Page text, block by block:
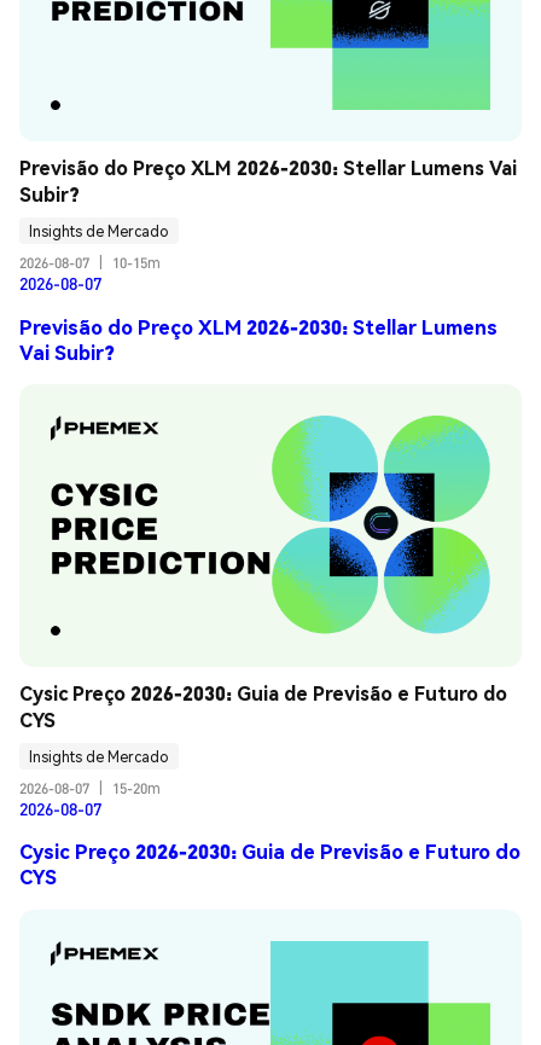
Previsão do Preço XLM 2026-2030: Stellar Lumens Vai
Subir?
Insights de Mercado
2026-08-07
10-15m
2026-08-07
Previsão do Preço XLM 2026-2030: Stellar Lumens
Vai Subir?
Cysic Preço 2026-2030: Guia de Previsão e Futuro do
CYS
Insights de Mercado
2026-08-07
15-20m
2026-08-07
Cysic Preço 2026-2030: Guia de Previsão e Futuro do
CYS